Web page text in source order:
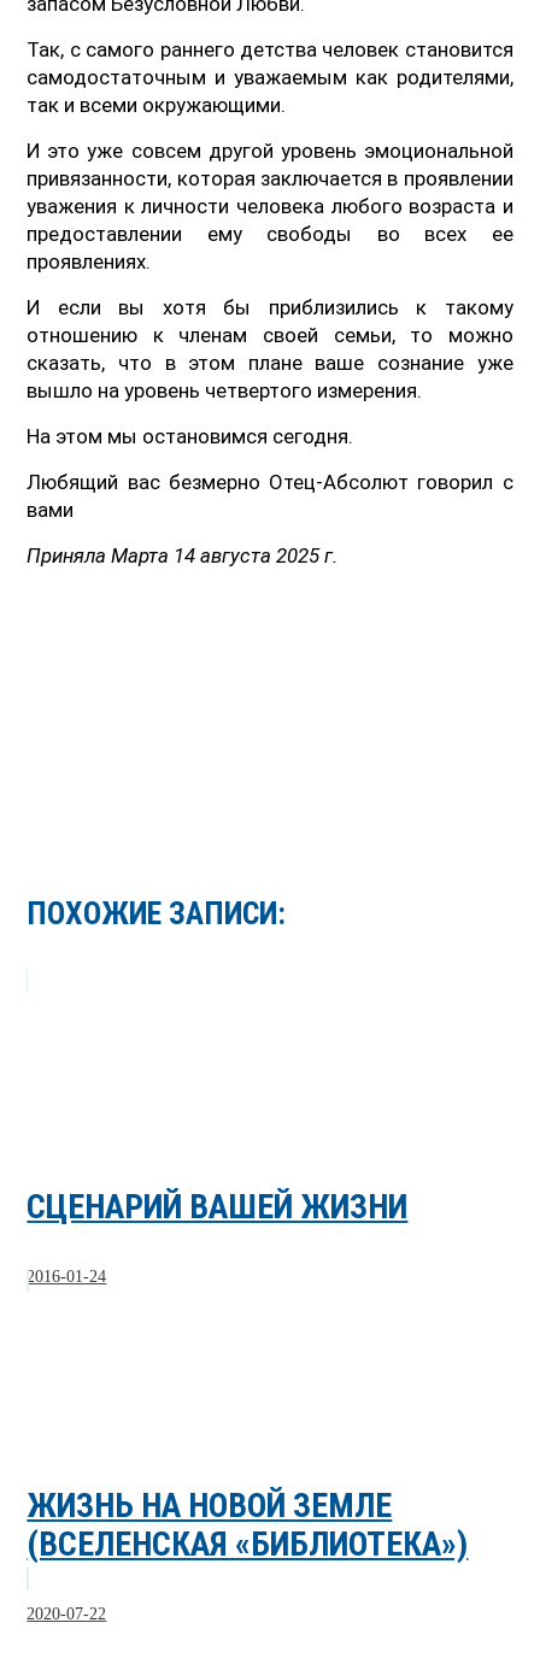
Так, с самого раннего детства человек становится
самодостаточным и уважаемым как родителями,
так и всеми окружающими.
И это уже совсем другой уровень эмоциональной
привязанности, которая заключается в проявлении
уважения к личности человека любого возраста и
предоставлении ему свободы во всех ее
проявлениях.
И если вы хотя бы приблизились к такому
отношению к членам своей семьи, то можно
сказать, что в этом плане ваше сознание уже
вышло на уровень четвертого измерения.
На этом мы остановимся сегодня.
Любящий вас безмерно Отец-Абсолют говорил с
вами
Приняла Марта 14 августа 2025 г.
ПОХОЖИЕ ЗАПИСИ:
СЦЕНАРИЙ ВАШЕЙ ЖИЗНИ
2016-01-24
ЖИЗНЬ НА НОВОЙ ЗЕМЛЕ
(ВСЕЛЕНСКАЯ «БИБЛИОТЕКА»)
2020-07-22